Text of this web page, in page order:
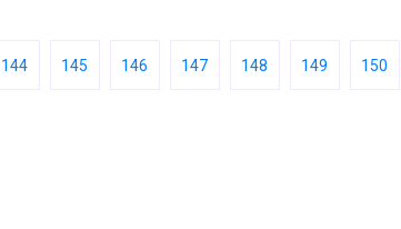
144 145 146 147 148 149 150